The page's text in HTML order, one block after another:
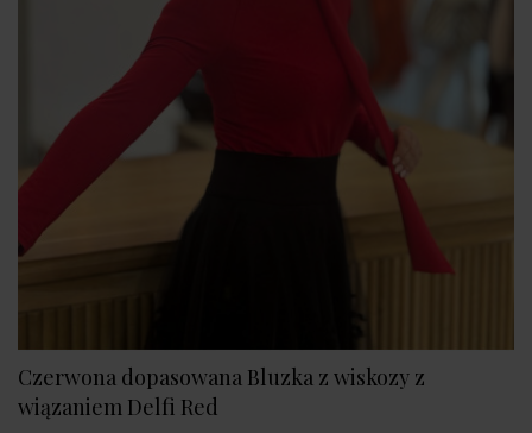
Czerwona dopasowana Bluzka z wiskozy z
wiązaniem Delfi Red